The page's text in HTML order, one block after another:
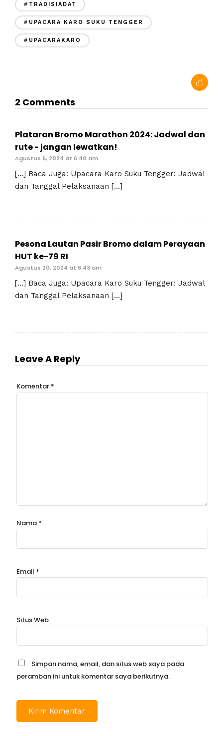
#TRADISIADAT
#UPACARA KARO SUKU TENGGER
#UPACARAKARO
2 Comments
Plataran Bromo Marathon 2024: Jadwal dan
rute - jangan lewatkan!
Agustus 6, 2024 at 6:40 am
[…] Baca Juga: Upacara Karo Suku Tengger: Jadwal
dan Tanggal Pelaksanaan […]
Pesona Lautan Pasir Bromo dalam Perayaan
HUT ke-79 RI
Agustus 20, 2024 at 6:43 am
[…] Baca Juga: Upacara Karo Suku Tengger: Jadwal
dan Tanggal Pelaksanaan […]
Leave A Reply
Komentar *
Nama *
Email *
Situs Web
Simpan nama, email, dan situs web saya pada
peramban ini untuk komentar saya berikutnya.